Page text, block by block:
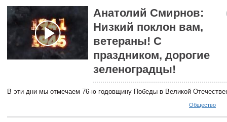
Анатолий Смирнов:
Низкий поклон вам,
ветераны! С
праздником, дорогие
зеленоградцы!
В эти дни мы отмечаем 76-ю годовщину Победы в Великой
Общество